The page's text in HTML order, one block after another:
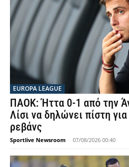
EUROPA LEAGUE
ΠΑΟΚ: Ήττα 0-1 από την
Λίσι να δηλώνει πίστη
ρεβάνς
Sportlive Newsroom - 07/08/2026 00:40